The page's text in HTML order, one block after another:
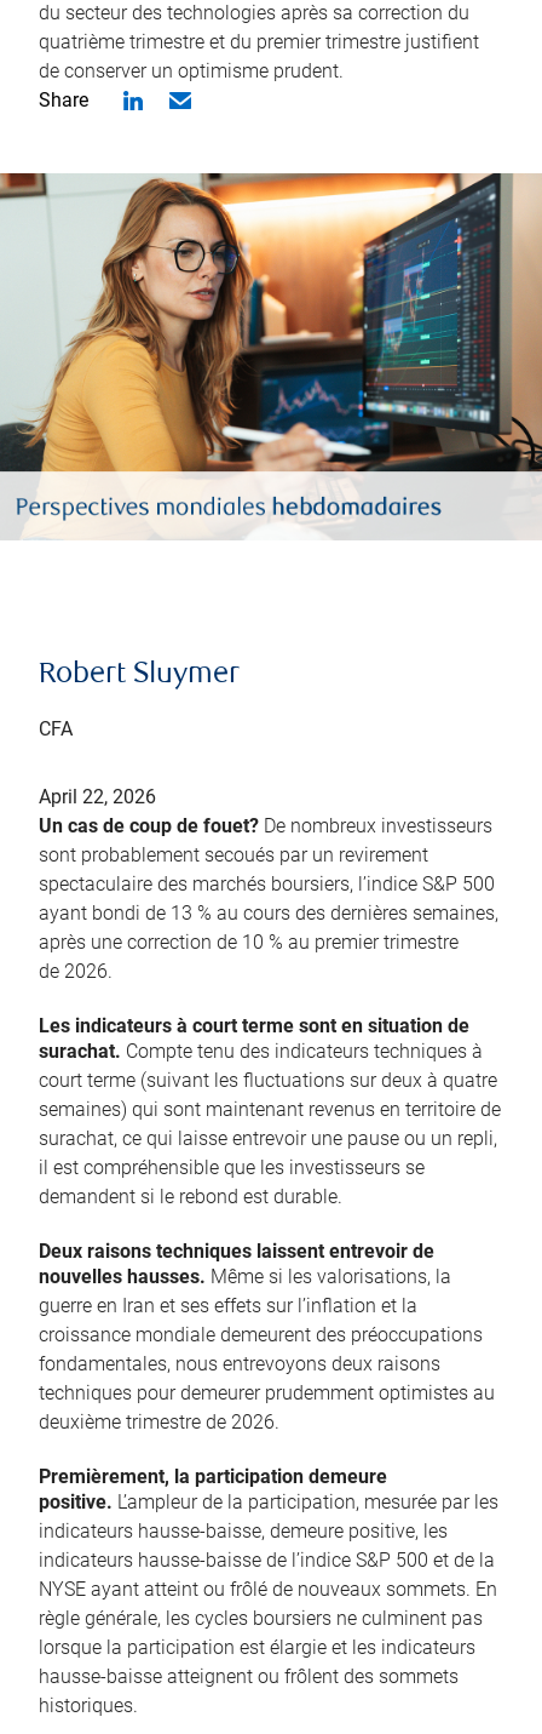
du secteur des technologies après sa correction du
quatrième trimestre et du premier trimestre justifient
de conserver un optimisme prudent.
Share
Robert Sluymer
CFA
April 22, 2026
Un cas de coup de fouet? De nombreux investisseurs
sont probablement secoués par un revirement
spectaculaire des marchés boursiers, l’indice S&P 500
ayant bondi de 13 % au cours des dernières semaines,
après une correction de 10 % au premier trimestre
de 2026.
Les indicateurs à court terme sont en situation de
surachat. Compte tenu des indicateurs techniques à
court terme (suivant les fluctuations sur deux à quatre
semaines) qui sont maintenant revenus en territoire de
surachat, ce qui laisse entrevoir une pause ou un repli,
il est compréhensible que les investisseurs se
demandent si le rebond est durable.
Deux raisons techniques laissent entrevoir de
nouvelles hausses. Même si les valorisations, la
guerre en Iran et ses effets sur l’inflation et la
croissance mondiale demeurent des préoccupations
fondamentales, nous entrevoyons deux raisons
techniques pour demeurer prudemment optimistes au
deuxième trimestre de 2026.
Premièrement, la participation demeure
positive. L’ampleur de la participation, mesurée par les
indicateurs hausse-baisse, demeure positive, les
indicateurs hausse-baisse de l’indice S&P 500 et de la
NYSE ayant atteint ou frôlé de nouveaux sommets. En
règle générale, les cycles boursiers ne culminent pas
lorsque la participation est élargie et les indicateurs
hausse-baisse atteignent ou frôlent des sommets
historiques.